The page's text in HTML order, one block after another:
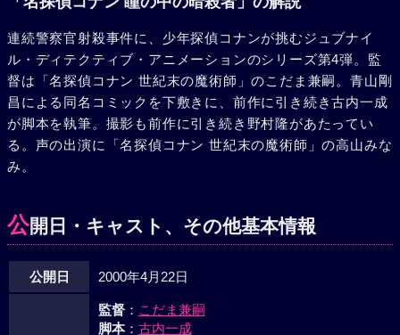
の矢先に発生したのだ。話のあらましを聞いたコナンは、早
速敏也の身辺を洗うが、そんな彼らの前に仁野の妹・環、友
成警部の息子の真という新たな容疑者が現れる。だが、真犯
人は米花薬師野病院の精神科医・風戸であることが判明し
た。彼は、かつて若くして外科の名医と呼ばれた人物であっ
たが、手術中、それをやっかんだ仁野に手をわざと傷つけら
れたのを怨みに思い、彼を殺害。更に、再捜査の情報を入手
蘭だった。記憶を回復しようと訪れた、新一との想い出の場
所・トロピカルランドで風戸に襲われる蘭。そんな彼女を必
ナンは風戸を目暮警部らに引き渡すことに成功する。こうし
て事件は解決され、蘭の記憶も無事戻るのであった。
連続警察官射殺事件に、少年探偵コナンが挑むジュブナイ
ル・ディテクティブ・アニメーションのシリーズ第4弾。監
督は「名探偵コナン 世紀末の魔術師」のこだま兼嗣。青山剛
昌による同名コミックを下敷きに、前作に引き続き古内一成
が脚本を執筆。撮影も前作に引き続き野村隆があたってい
る。声の出演に「名探偵コナン 世紀末の魔術師」の高山みな
み。
公開日・キャスト、その他基本情報
公開日 2000年4月22日
監督： こだま兼嗣
脚本： 古内一成